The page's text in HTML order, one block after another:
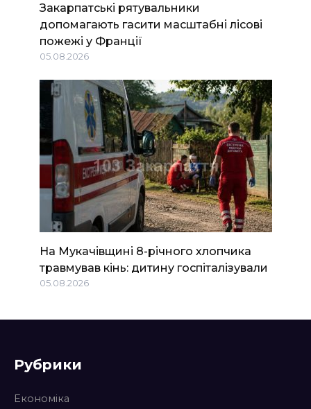
Закарпатські рятувальники
допомагають гасити масштабні лісові
пожежі у Франції
05.08.2026
На Мукачівщині 8-річного хлопчика
травмував кінь: дитину госпіталізували
05.08.2026
Рубрики
Економіка